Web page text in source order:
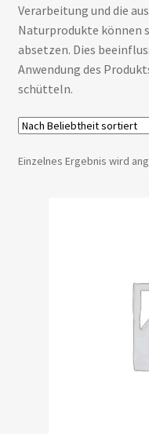
Verarbeitung und die
Naturprodukte können
absetzen. Dies
Anwendung des
schütteln.
Einzelnes Ergebnis wird